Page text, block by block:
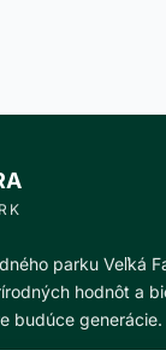
parku Veľká
hodnôt a
budúce generácie.